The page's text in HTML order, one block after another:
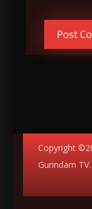
Copyright
Gurindam TV.